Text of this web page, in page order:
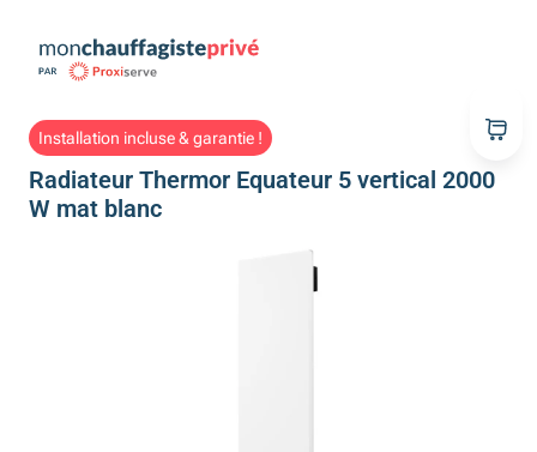
Installation incluse & garantie !
Radiateur Thermor Equateur 5 vertical 2000
W mat blanc